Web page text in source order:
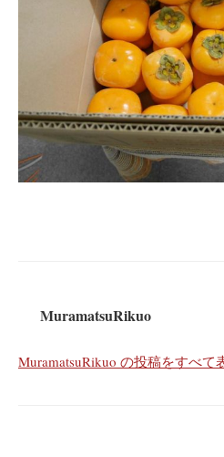
MuramatsuRikuo
MuramatsuRikuo の投稿をすべて